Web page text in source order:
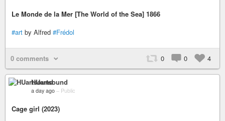
Le Monde de la Mer [The World of the Sea] 1866
#art by Alfred #Frédol
0 comments 0 0 4
HUartsound
a day ago – Public
Cage girl (2023)